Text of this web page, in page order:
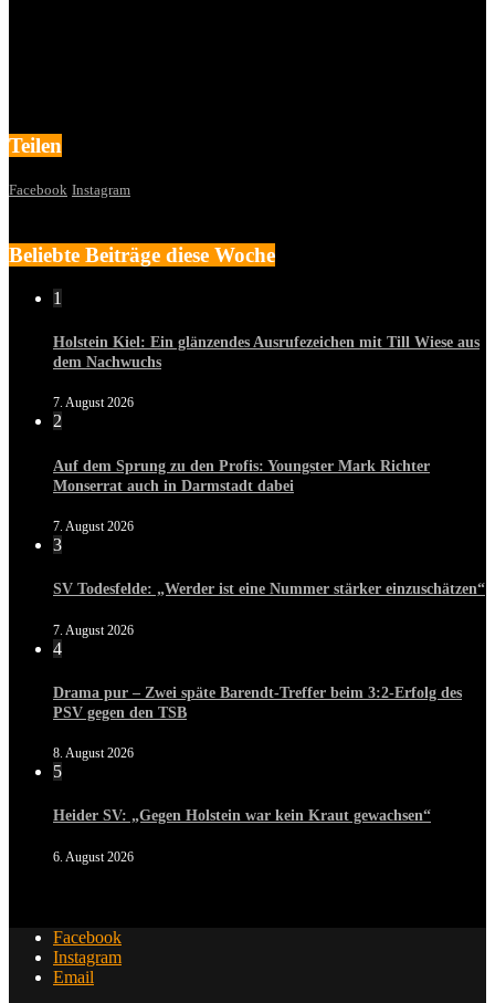
Teilen
Facebook Instagram
Beliebte Beiträge diese Woche
1
Holstein Kiel: Ein glänzendes Ausrufezeichen mit Till Wiese aus
dem Nachwuchs
7. August 2026
2
Auf dem Sprung zu den Profis: Youngster Mark Richter
Monserrat auch in Darmstadt dabei
7. August 2026
3
SV Todesfelde: „Werder ist eine Nummer stärker einzuschätzen“
7. August 2026
4
Drama pur – Zwei späte Barendt-Treffer beim 3:2-Erfolg des
PSV gegen den TSB
8. August 2026
5
Heider SV: „Gegen Holstein war kein Kraut gewachsen“
6. August 2026
Facebook
Instagram
Email